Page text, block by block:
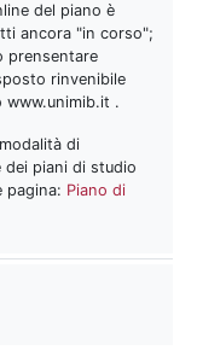
del piano è
ancora "in corso";
prensentare
rinvenibile
www.unimib.it .
di
dei piani di studio
pagina: Piano di